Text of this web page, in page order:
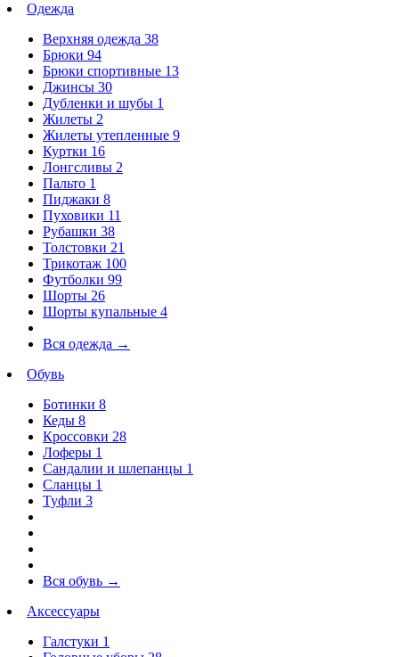
Одежда
Верхняя одежда 38
Брюки 94
Брюки спортивные 13
Джинсы 30
Дубленки и шубы 1
Жилеты 2
Жилеты утепленные 9
Куртки 16
Лонгсливы 2
Пальто 1
Пиджаки 8
Пуховики 11
Рубашки 38
Толстовки 21
Трикотаж 100
Футболки 99
Шорты 26
Шорты купальные 4
Вся одежда →
Обувь
Ботинки 8
Кеды 8
Кроссовки 28
Лоферы 1
Сандалии и шлепанцы 1
Сланцы 1
Туфли 3
Вся обувь →
Аксессуары
Галстуки 1